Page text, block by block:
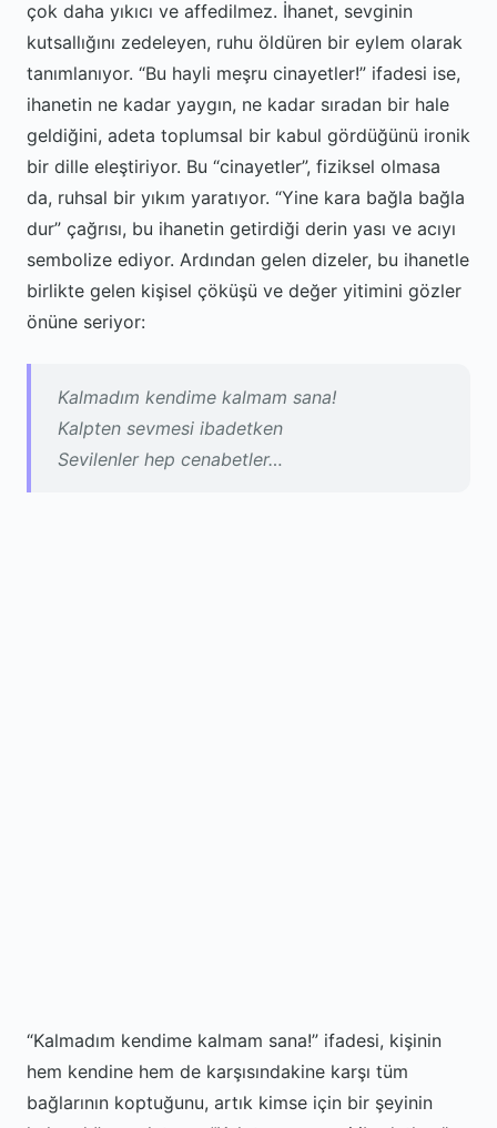
çok daha yıkıcı ve affedilmez. İhanet, sevginin
kutsallığını zedeleyen, ruhu öldüren bir eylem olarak
tanımlanıyor. “Bu hayli meşru cinayetler!” ifadesi ise,
ihanetin ne kadar yaygın, ne kadar sıradan bir hale
geldiğini, adeta toplumsal bir kabul gördüğünü ironik
bir dille eleştiriyor. Bu “cinayetler”, fiziksel olmasa
da, ruhsal bir yıkım yaratıyor. “Yine kara bağla bağla
dur” çağrısı, bu ihanetin getirdiği derin yası ve acıyı
sembolize ediyor. Ardından gelen dizeler, bu ihanetle
birlikte gelen kişisel çöküşü ve değer yitimini gözler
önüne seriyor:
Kalmadım kendime kalmam sana!
Kalpten sevmesi ibadetken
Sevilenler hep cenabetler…
“Kalmadım kendime kalmam sana!” ifadesi, kişinin
hem kendine hem de karşısındakine karşı tüm
bağlarının koptuğunu, artık kimse için bir şeyinin